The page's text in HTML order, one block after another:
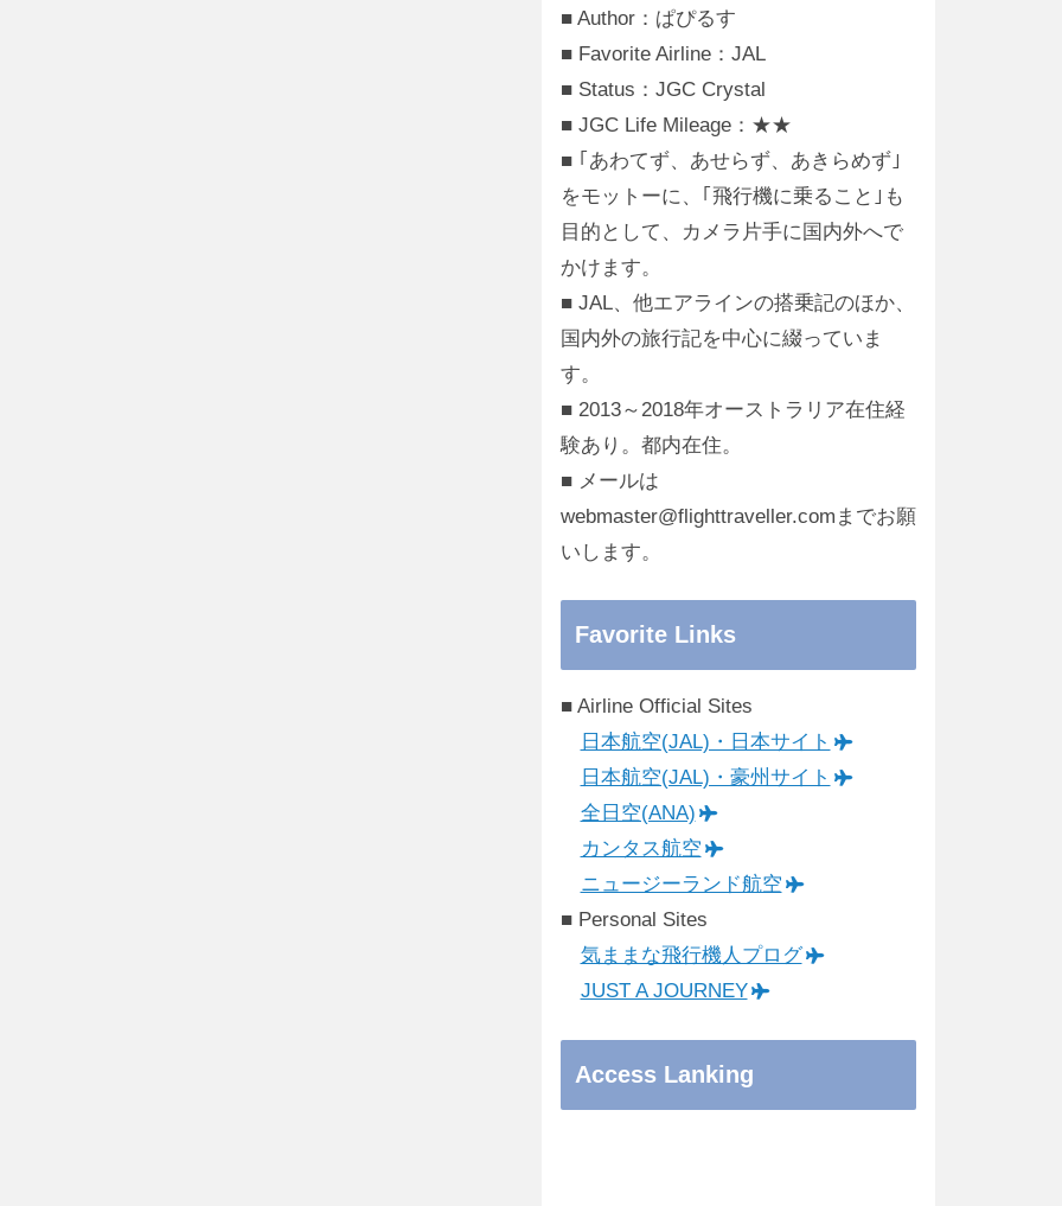
■ Author：ぱぴるす
■ Favorite Airline：JAL
■ Status：JGC Crystal
■ JGC Life Mileage：★★
■ ｢あわてず、あせらず、あきらめず｣
をモットーに、｢飛行機に乗ること｣も
目的として、カメラ片手に国内外へで
かけます。
■ JAL、他エアラインの搭乗記のほか、
国内外の旅行記を中心に綴っていま
す。
■ 2013～2018年オーストラリア在住経
験あり。都内在住。
■ メールは
webmaster@flighttraveller.comまでお願
いします。
Favorite Links
■ Airline Official Sites
日本航空(JAL)・日本サイト
日本航空(JAL)・豪州サイト
全日空(ANA)
カンタス航空
ニュージーランド航空
■ Personal Sites
気ままな飛行機人プログ
JUST A JOURNEY
Access Lanking